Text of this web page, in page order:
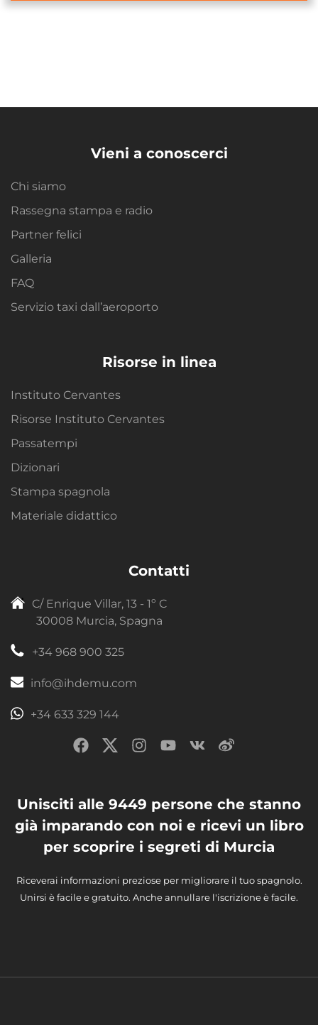
Vieni a conoscerci
Chi siamo
Rassegna stampa e radio
Partner felici
Galleria
FAQ
Servizio taxi dall’aeroporto
Risorse in linea
Instituto Cervantes
Risorse Instituto Cervantes
Passatempi
Dizionari
Stampa spagnola
Materiale didattico
Contatti
C/ Enrique Villar, 13 - 1º C
30008 Murcia, Spagna
+34 968 900 325
info@ihdemu.com
+34 633 329 144
Unisciti alle 9449 persone che stanno
già imparando con noi e ricevi un libro
per scoprire i segreti di Murcia
Riceverai informazioni preziose per migliorare il tuo spagnolo.
Unirsi è facile e gratuito. Anche annullare l'iscrizione è facile.